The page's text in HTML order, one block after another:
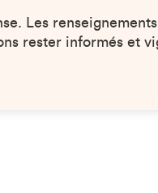
Les
rester informés et